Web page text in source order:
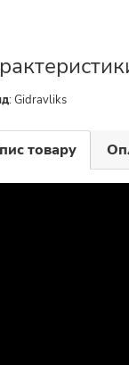
:Gidravliks
товару